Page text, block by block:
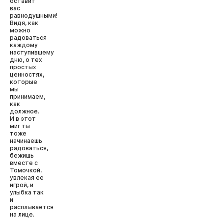
вас
равнодушными!
Видя, как
можно
радоваться
каждому
наступившему
дню, о тех
простых
ценностях,
которые
мы
принимаем,
как
должное.
И в этот
миг ты
тоже
начинаешь
радоваться,
бежишь
вместе с
Томочкой,
увлекая ее
игрой, и
улыбка так
и
расплывается
на лице.